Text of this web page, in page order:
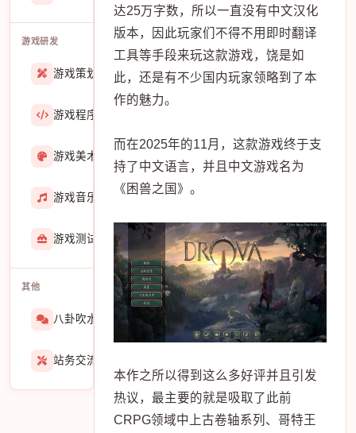
游戏研发
游戏策划 27557
游戏程序
游戏美术
游戏音乐
游戏测试与GM
其他
八卦吹水
站务交流
达25万字数，所以一直没有中文汉化
版本，因此玩家们不得不用即时翻译
工具等手段来玩这款游戏，饶是如
此，还是有不少国内玩家领略到了本
作的魅力。
而在2025年的11月，这款游戏终于支
持了中文语言，并且中文游戏名为
《困兽之国》。
本作之所以得到这么多好评并且引发
热议，最主要的就是吸取了此前
CRPG领域中上古卷轴系列、哥特王